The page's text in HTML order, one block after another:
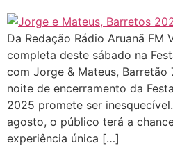
Da Redação Rádio Aruanã FM
completa deste sábado na
com Jorge & Mateus,
noite de encerramento da
2025 promete ser
agosto, o público terá a
experiência única […]